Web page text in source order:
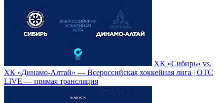
ХК «Сибирь» vs.
ХК «Динамо-Алтай» — Всероссийская хоккейная лига | ОТС
LIVE — прямая трансляция